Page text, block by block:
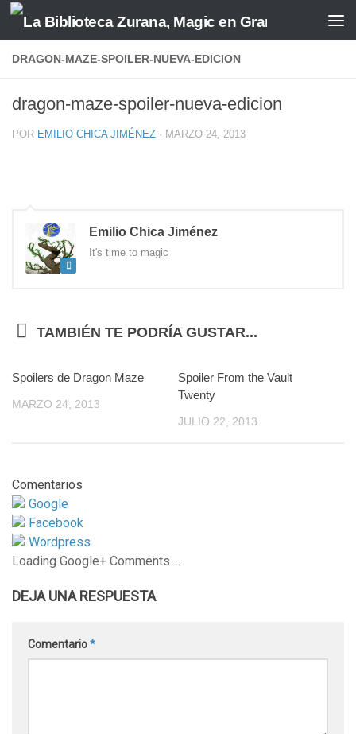
Saltar al contenido
DRAGON-MAZE-SPOILER-NUEVA-EDICION
dragon-maze-spoiler-nueva-edicion
POR EMILIO CHICA JIMÉNEZ · MARZO 24, 2013
Emilio Chica Jiménez
It's time to magic
TAMBIÉN TE PODRÍA GUSTAR...
Spoilers de Dragon Maze
MARZO 24, 2013
Spoiler From the Vault
Twenty
JULIO 22, 2013
Comentarios
Google
Facebook
Wordpress
Loading Google+ Comments ...
DEJA UNA RESPUESTA
Comentario*